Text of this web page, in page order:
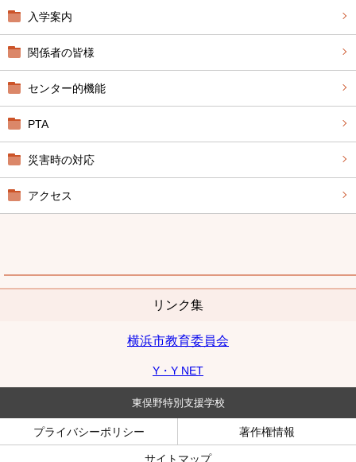
入学案内
関係者の皆様
センター的機能
PTA
災害時の対応
アクセス
リンク集
横浜市教育委員会
Y・Y NET
東俣野特別支援学校
プライバシーポリシー 著作権情報
サイトマップ